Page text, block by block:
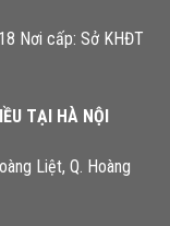
Nơi cấp: Sở KHĐT
TẠI HÀ NỘI
Liệt, Q. Hoàng